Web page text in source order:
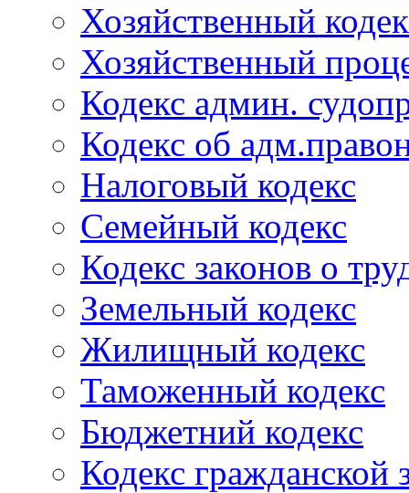
Хозяйственный
Хозяйственный
Кодекс админ.
Кодекс об
Налоговый кодекс
Семейный кодекс
Кодекс законов о
Земельный кодекс
Жилищный кодекс
Таможенный кодекс
Бюджетний кодекс
Кодекс гражданской